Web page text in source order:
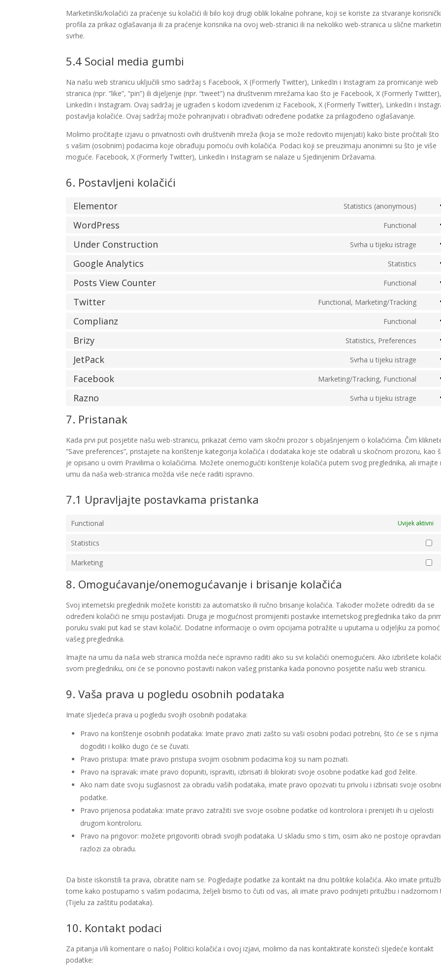
Marketinški/kolačići za praćenje su kolačići ili bilo koji drugi oblik lokalne pohrane, koji se koriste za stvaranje
profila za prikaz oglašavanja ili za praćenje korisnika na ovoj web-stranici ili na nekoliko web-stranica u slične
svrhe.
5.4 Social media gumbi
Na našu web stranicu uključili smo sadržaj s Facebook, X (Formerly Twitter), LinkedIn i Instagram za promicanje web
stranica (npr. “like”, “pin”) ili dijeljenje (npr. “tweet”) na društvenim mrežama kao što je Facebook, X (Formerly Twitter),
LinkedIn i Instagram. Ovaj sadržaj je ugrađen s kodom izvedenim iz Facebook, X (Formerly Twitter), LinkedIn i
postavlja kolačiće. Ovaj sadržaj može pohranjivati i obrađivati određene podatke za prilagođeno oglašavanje.
Molimo pročitajte izjavu o privatnosti ovih društvenih mreža (koja se može redovito mijenjati) kako biste pročitali što
s vašim (osobnim) podacima koje obrađuju pomoću ovih kolačića. Podaci koji se preuzimaju anonimni su što je više
moguće. Facebook, X (Formerly Twitter), LinkedIn i Instagram se nalaze u Sjedinjenim Državama.
6. Postavljeni kolačići
Elementor Statistics (anonymous)
WordPress Functional
Under Construction Svrha u tijeku istrage
Google Analytics Statistics
Posts View Counter Functional
Twitter Functional, Marketing/Tracking
Complianz Functional
Brizy Statistics, Preferences
JetPack Svrha u tijeku istrage
Facebook Marketing/Tracking, Functional
Razno Svrha u tijeku istrage
7. Pristanak
Kada prvi put posjetite našu web-stranicu, prikazat ćemo vam skočni prozor s objašnjenjem o kolačićima. Čim
“Save preferences”, pristajete na korištenje kategorija kolačića i dodataka koje ste odabrali u skočnom prozoru, kao
je opisano u ovim Pravilima o kolačićima. Možete onemogućiti korištenje kolačića putem svog preglednika, ali imajte
umu da naša web-stranica možda više neće raditi ispravno.
7.1 Upravljajte postavkama pristanka
Functional Uvijek aktivni
Statistics
Marketing
8. Omogućavanje/onemogućavanje i brisanje kolačića
Svoj internetski preglednik možete koristiti za automatsko ili ručno brisanje kolačića. Također možete odrediti da se
određeni kolačići ne smiju postavljati. Druga je mogućnost promijeniti postavke internetskog preglednika tako da
poruku svaki put kad se stavi kolačić. Dodatne informacije o ovim opcijama potražite u uputama u odjeljku za pomoć
vašeg preglednika.
Imajte na umu da naša web stranica možda neće ispravno raditi ako su svi kolačići onemogućeni. Ako izbrišete
svom pregledniku, oni će se ponovno postaviti nakon vašeg pristanka kada ponovno posjetite našu web stranicu.
9. Vaša prava u pogledu osobnih podataka
Imate sljedeća prava u pogledu svojih osobnih podataka:
Pravo na korištenje osobnih podataka: Imate pravo znati zašto su vaši osobni podaci potrebni, što će se s njima
dogoditi i koliko dugo će se čuvati.
Pravo pristupa: Imate pravo pristupa svojim osobnim podacima koji su nam poznati.
Pravo na ispravak: imate pravo dopuniti, ispraviti, izbrisati ili blokirati svoje osobne podatke kad god želite.
Ako nam date svoju suglasnost za obradu vaših podataka, imate pravo opozvati tu privolu i izbrisati svoje
podatke.
Pravo prijenosa podataka: imate pravo zatražiti sve svoje osobne podatke od kontrolora i prenijeti ih u cijelosti
drugom kontroloru.
Pravo na prigovor: možete prigovoriti obradi svojih podataka. U skladu smo s tim, osim ako ne postoje opravdani
razlozi za obradu.
Da biste iskoristili ta prava, obratite nam se. Pogledajte podatke za kontakt na dnu politike kolačića. Ako imate
tome kako postupamo s vašim podacima, željeli bismo to čuti od vas, ali imate pravo podnijeti pritužbu i nadzornom
(Tijelu za zaštitu podataka).
10. Kontakt podaci
Za pitanja i/ili komentare o našoj Politici kolačića i ovoj izjavi, molimo da nas kontaktirate koristeći sljedeće kontakt
podatke: